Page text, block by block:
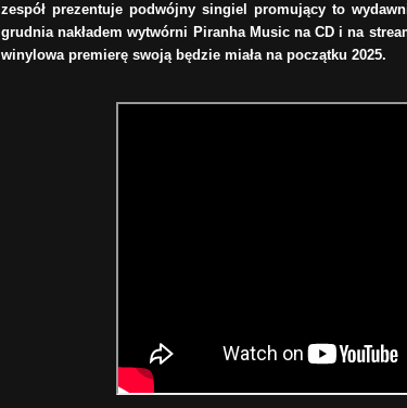
zespół prezentuje podwójny singiel promujący to
grudnia nakładem wytwórni Piranha Music na CD i na
winylowa premierę swoją będzie miała na początku 2025.